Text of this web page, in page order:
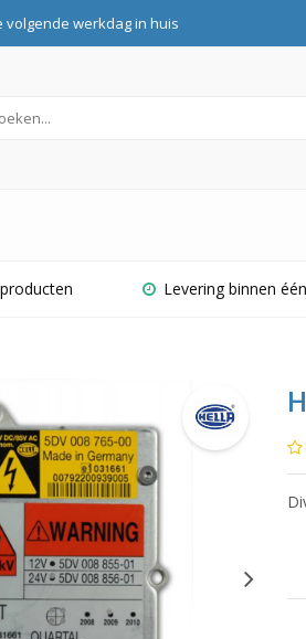
volgende werkdag in huis
Levering binnen